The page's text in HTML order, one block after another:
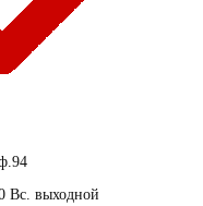
Вс. выходной